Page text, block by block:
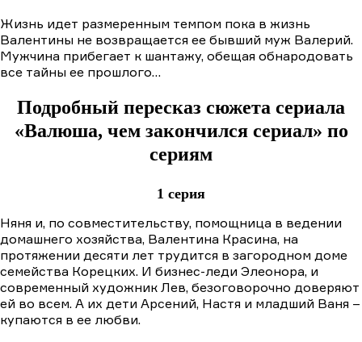
Жизнь идет размеренным темпом пока в жизнь
Валентины не возвращается ее бывший муж Валерий.
Мужчина прибегает к шантажу, обещая обнародовать
все тайны ее прошлого…
Подробный пересказ сюжета сериала
«Валюша, чем закончился сериал» по
сериям
1 серия
Няня и, по совместительству, помощница в ведении
домашнего хозяйства, Валентина Красина, на
протяжении десяти лет трудится в загородном доме
семейства Корецких. И бизнес-леди Элеонора, и
современный художник Лев, безоговорочно доверяют
ей во всем. А их дети Арсений, Настя и младший Ваня –
купаются в ее любви.